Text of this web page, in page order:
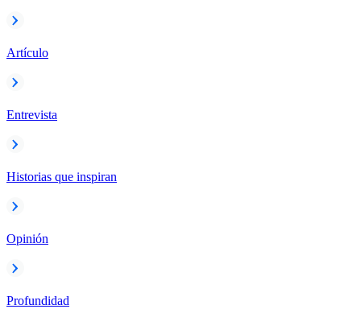
Artículo
Entrevista
Historias que inspiran
Opinión
Profundidad